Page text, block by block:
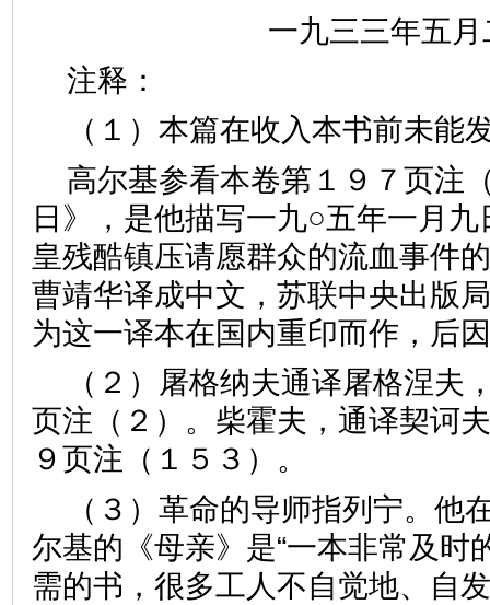
一九三三年五
注释：
（１）本篇在收入本书前未能
高尔基参看本卷第１９７页注
日》，是他描写一九○五年一月
皇残酷镇压请愿群众的流血事件
曹靖华译成中文，苏联中央出版
为这一译本在国内重印而作，后
（２）屠格纳夫通译屠格涅夫
页注（２）。柴霍夫，通译契诃
９页注（１５３）。
（３）革命的导师指列宁。他
尔基的《母亲》是“一本非常及时
需的书，很多工人不自觉地、自